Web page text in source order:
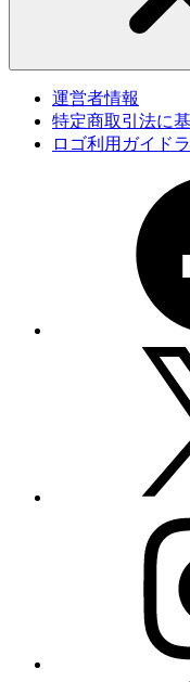
運営者情報
特定商取引法に
ロゴ利用ガイド